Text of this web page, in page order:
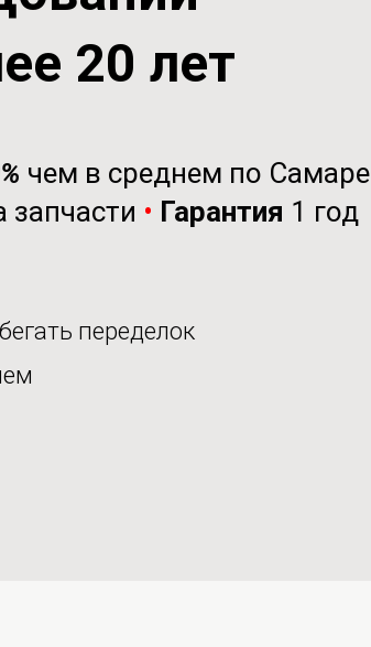
20 лет
чем в среднем по Самаре
запчасти • Гарантия 1 год
переделок